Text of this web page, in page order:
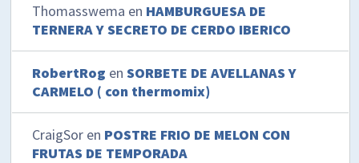
Thomasswema en HAMBURGUESA DE
TERNERA Y SECRETO DE CERDO IBERICO
RobertRog enSORBETE DE AVELLANAS Y
CARMELO ( con thermomix)
CraigSor en POSTRE FRIO DE MELON CON
FRUTAS DE TEMPORADA